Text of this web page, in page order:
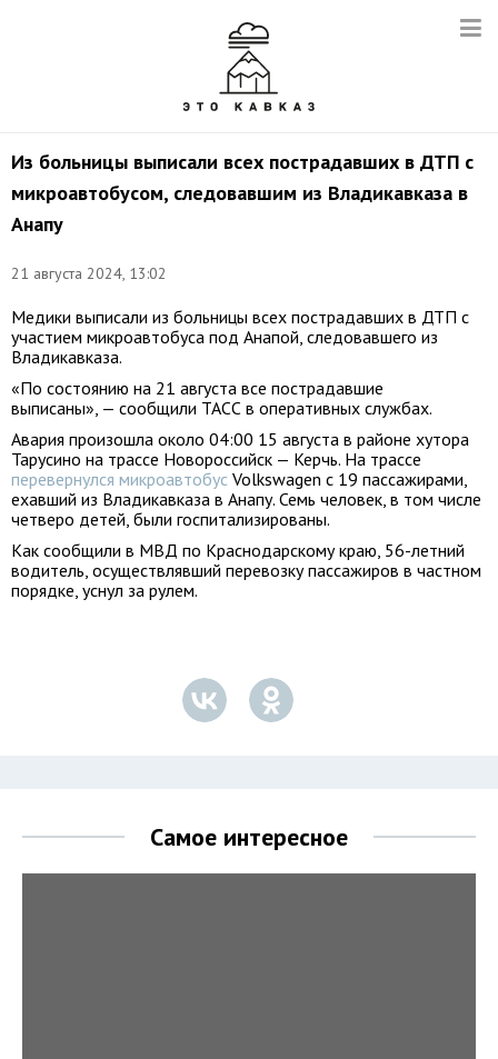
Из больницы выписали всех пострадавших в ДТП с
микроавтобусом, следовавшим из Владикавказа в
Анапу
21 августа 2024, 13:02
Медики выписали из больницы всех пострадавших в ДТП с
участием микроавтобуса под Анапой, следовавшего из
Владикавказа.
«По состоянию на 21 августа все пострадавшие
выписаны», — сообщили ТАСС в оперативных службах.
Авария произошла около 04:00 15 августа в районе хутора
Тарусино на трассе Новороссийск — Керчь. На трассе
перевернулся микроавтобус Volkswagen с 19 пассажирами,
ехавший из Владикавказа в Анапу. Семь человек, в том числе
четверо детей, были госпитализированы.
Как сообщили в МВД по Краснодарскому краю, 56-летний
водитель, осуществлявший перевозку пассажиров в частном
порядке, уснул за рулем.
Самое интересное